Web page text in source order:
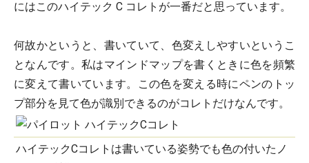
にはこのハイテック C コレトが一番だと思っています。
何故かというと、書いていて、色変えしやすいというこ
となんです。私はマインドマップを書くときに色を頻繁
に変えて書いています。この色を変える時にペンのトッ
プ部分を見て色が識別できるのがコレトだけなんです。
ハイテックCコレトは書いている姿勢でも色の付いたノ